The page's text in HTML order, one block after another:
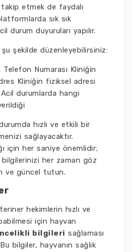
takip etmek de faydalı
sık sık
durum duyuruları yapılır.
şekilde düzenleyebilirsiniz:
Telefon Numarası Kliniğin
Kliniğin fiziksel adresi
durumlarda hangi
hızlı ve etkili bir
sağlayacaktır.
için her saniye önemlidir;
her zaman göz
ve güncel tutun.
hekimlerin hızlı ve
için hayvan
bilgileri sağlaması
bilgiler, hayvanın sağlık